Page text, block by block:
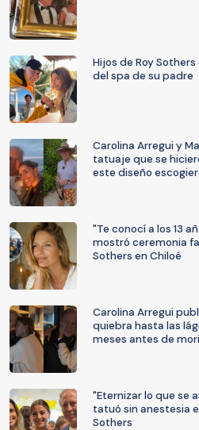
Hijos de Roy
del spa de su padre
Carolina Arregui y
tatuaje que se
este diseño
"Te conocí a los 13
mostró ceremonia
Sothers en Chiloé
Carolina Arregui
quiebra hasta las
meses antes de
"Eternizar lo que se
tatuó sin anestesia
Sothers